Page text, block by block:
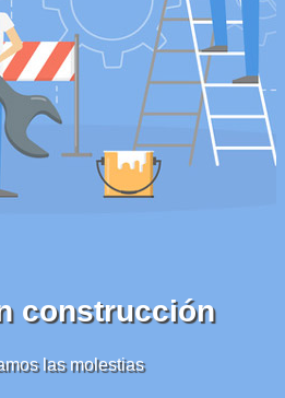
construcción
las molestias